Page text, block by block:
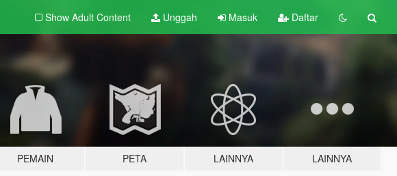
Show Adult Content Unggah Masuk Daftar
PEMAIN PETA LAINNYA LAINNYA